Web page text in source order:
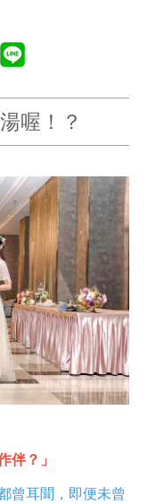
喔！？
伴？」
曾耳聞，即便未曾